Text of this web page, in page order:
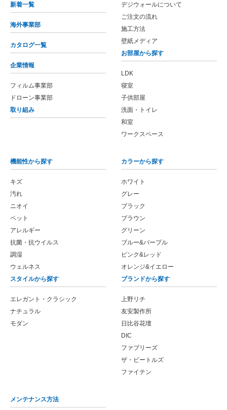
新着一覧
海外事業部
カタログ一覧
企業情報
フィルム事業部
ドローン事業部
取り組み
デジウォールについて
ご注文の流れ
施工方法
壁紙メディア
お部屋から探す
LDK
寝室
子供部屋
洗面・トイレ
和室
ワークスペース
機能性から探す
キズ
汚れ
ニオイ
ペット
アレルギー
抗菌・抗ウイルス
調湿
ウェルネス
スタイルから探す
エレガント・クラシック
ナチュラル
モダン
カラーから探す
ホワイト
グレー
ブラック
ブラウン
グリーン
ブルー&パープル
ピンク&レッド
オレンジ&イエロー
ブランドから探す
上野リチ
友安製作所
日比谷花壇
DIC
ファブリーズ
ザ・ビートルズ
ファイテン
メンテナンス方法